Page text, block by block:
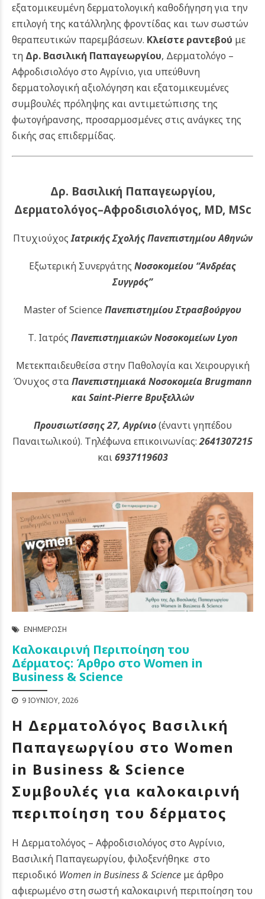
εξατομικευμένη δερματολογική καθοδήγηση για την
επιλογή της κατάλληλης φροντίδας και των σωστών
θεραπευτικών παρεμβάσεων. Κλείστε ραντεβού με
τη Δρ. Βασιλική Παπαγεωργίου, Δερματολόγο –
Αφροδισιολόγο στο Αγρίνιο, για υπεύθυνη
δερματολογική αξιολόγηση και εξατομικευμένες
συμβουλές πρόληψης και αντιμετώπισης της
φωτογήρανσης, προσαρμοσμένες στις ανάγκες της
δικής σας επιδερμίδας.
Δρ. Βασιλική Παπαγεωργίου,
Δερματολόγος–Αφροδισιολόγος, MD, MSc
ΠτυχιούχοςΙατρικής Σχολής Πανεπιστημίου Αθηνών
Εξωτερική Συνεργάτης Νοσοκομείου “Ανδρέας
Συγγρός”
Master of Science Πανεπιστημίου Στρασβούργου
Τ. Ιατρός Πανεπιστημιακών Νοσοκομείων Lyon
Μετεκπαιδευθείσα στην Παθολογία και Χειρουργική
Όνυχος σταΠανεπιστημιακά Νοσοκομεία Brugmann
και Saint-Pierre Βρυξελλών
Προυσιωτίσσης 27, Αγρίνιο(έναντι γηπέδου
Παναιτωλικού). Τηλέφωνα επικοινωνίας:2641307215
και6937119603
ΕΝΗΜΈΡΩΣΗ
Καλοκαιρινή Περιποίηση του
Δέρματος: Άρθρο στο Women in
Business & Science
9 ΙΟΥΝΊΟΥ, 2026
Η Δερματολόγος Βασιλική
Παπαγεωργίου στο Women
in Business & Science
Συμβουλές για καλοκαιρινή
περιποίηση του δέρματος
Η Δερματολόγος – Αφροδισιολόγος στο Αγρίνιο,
Βασιλική Παπαγεωργίου, φιλοξενήθηκε στο
περιοδικό Women in Business & Science με άρθρο
αφιερωμένο στη σωστή καλοκαιρινή περιποίηση του